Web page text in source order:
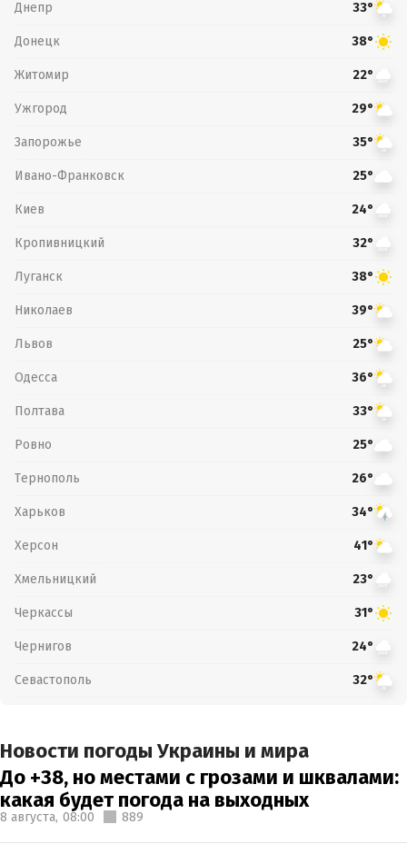
Днепр 33°
Донецк 38°
Житомир 22°
Ужгород 29°
Запорожье 35°
Ивано-Франковск 25°
Киев 24°
Кропивницкий 32°
Луганск 38°
Николаев 39°
Львов 25°
Одесса 36°
Полтава 33°
Ровно 25°
Тернополь 26°
Харьков 34°
Херсон 41°
Хмельницкий 23°
Черкассы 31°
Чернигов 24°
Севастополь 32°
Новости погоды Украины и мира
До +38, но местами с грозами и шквалами:
какая будет погода на выходных
8 августа, 08:00 889